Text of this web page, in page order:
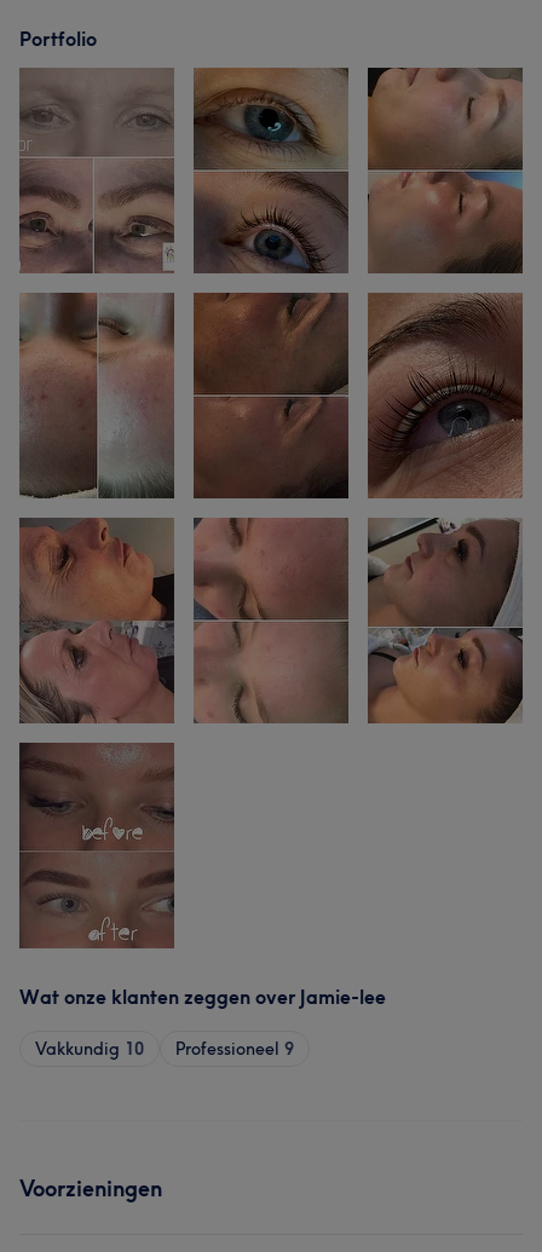
Portfolio
Wat onze klanten zeggen over Jamie-lee
Vakkundig 10 Professioneel 9
Voorzieningen